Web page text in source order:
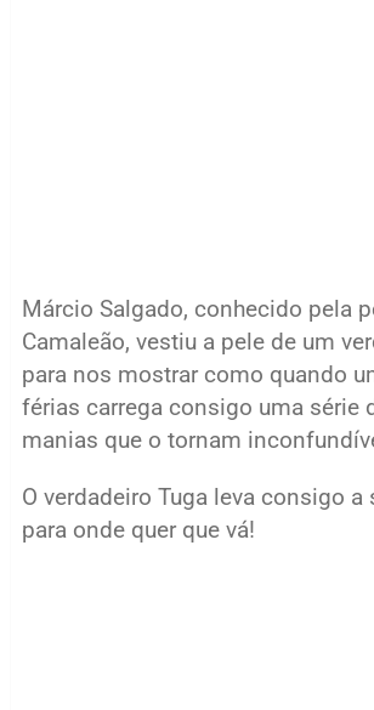
Márcio Salgado, conhecido pela
Camaleão, vestiu a pele de um
para nos mostrar como quando
férias carrega consigo uma série
manias que o tornam
O verdadeiro Tuga leva consigo a
para onde quer que vá!